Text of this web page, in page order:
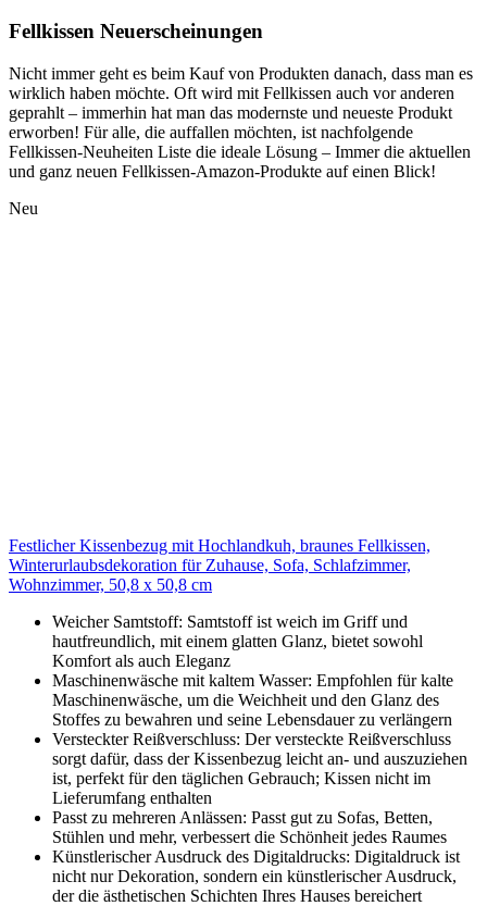
Fellkissen Neuerscheinungen
Nicht immer geht es beim Kauf von Produkten danach, dass man es
wirklich haben möchte. Oft wird mit Fellkissen auch vor anderen
geprahlt – immerhin hat man das modernste und neueste Produkt
erworben! Für alle, die auffallen möchten, ist nachfolgende
Fellkissen-Neuheiten Liste die ideale Lösung – Immer die aktuellen
und ganz neuen Fellkissen-Amazon-Produkte auf einen Blick!
Neu
Festlicher Kissenbezug mit Hochlandkuh, braunes Fellkissen,
Winterurlaubsdekoration für Zuhause, Sofa, Schlafzimmer,
Wohnzimmer, 50,8 x 50,8 cm
Weicher Samtstoff: Samtstoff ist weich im Griff und
hautfreundlich, mit einem glatten Glanz, bietet sowohl
Komfort als auch Eleganz
Maschinenwäsche mit kaltem Wasser: Empfohlen für kalte
Maschinenwäsche, um die Weichheit und den Glanz des
Stoffes zu bewahren und seine Lebensdauer zu verlängern
Versteckter Reißverschluss: Der versteckte Reißverschluss
sorgt dafür, dass der Kissenbezug leicht an- und auszuziehen
ist, perfekt für den täglichen Gebrauch; Kissen nicht im
Lieferumfang enthalten
Passt zu mehreren Anlässen: Passt gut zu Sofas, Betten,
Stühlen und mehr, verbessert die Schönheit jedes Raumes
Künstlerischer Ausdruck des Digitaldrucks: Digitaldruck ist
nicht nur Dekoration, sondern ein künstlerischer Ausdruck,
der die ästhetischen Schichten Ihres Hauses bereichert